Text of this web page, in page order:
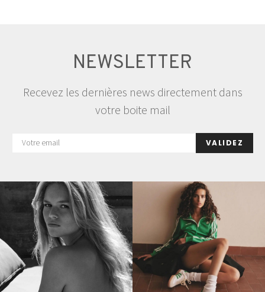
NEWSLETTER
Recevez les dernières news directement dans
votre boite mail
VALIDEZ